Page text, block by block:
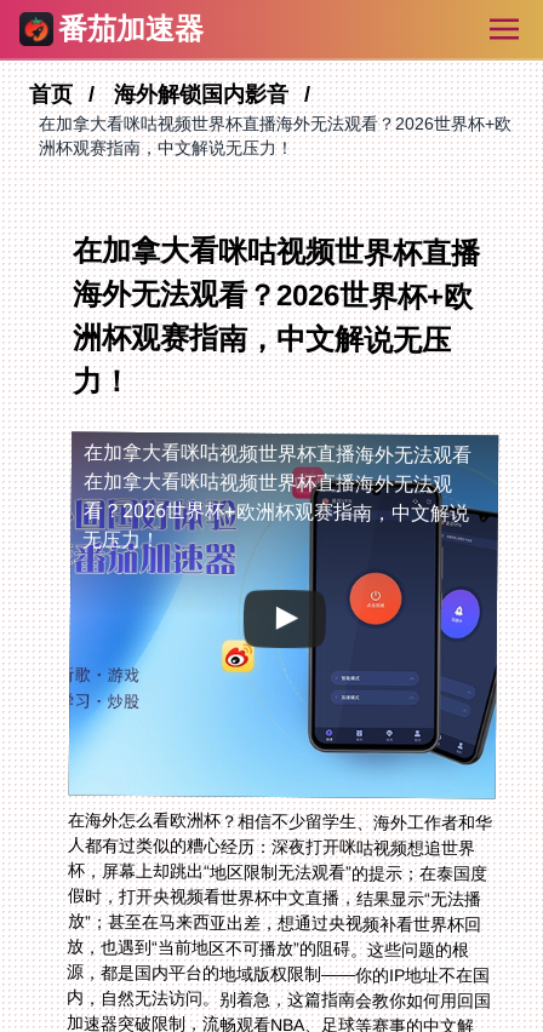
番茄加速器
首页 海外解锁国内影音
在加拿大看咪咕视频世界杯直播海外无法观看？2026世界杯+欧
洲杯观赛指南，中文解说无压力！
在加拿大看咪咕视频世界杯直播
海外无法观看？2026世界杯+欧
洲杯观赛指南，中文解说无压
力！
在加拿大看咪咕视频世界杯直播海外无法观看
在加拿大看咪咕视频世界杯直播海外无法观
看？2026世界杯+欧洲杯观赛指南，中文解说
无压力！
在海外怎么看欧洲杯？相信不少留学生、海外工作者和华
人都有过类似的糟心经历：深夜打开咪咕视频想追世界
杯，屏幕上却跳出“地区限制无法观看”的提示；在泰国度
假时，打开央视频看世界杯中文直播，结果显示“无法播
放”；甚至在马来西亚出差，想通过央视频补看世界杯回
放，也遇到“当前地区不可播放”的阻碍。这些问题的根
源，都是国内平台的地域版权限制——你的IP地址不在国
内，自然无法访问。别着急，这篇指南会教你如何用回国
加速器突破限制，流畅观看NBA、足球等赛事的中文解